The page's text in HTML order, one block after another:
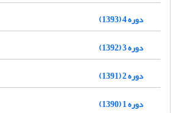
دوره 4 (1393)
دوره 3 (1392)
دوره 2 (1391)
دوره 1 (1390)